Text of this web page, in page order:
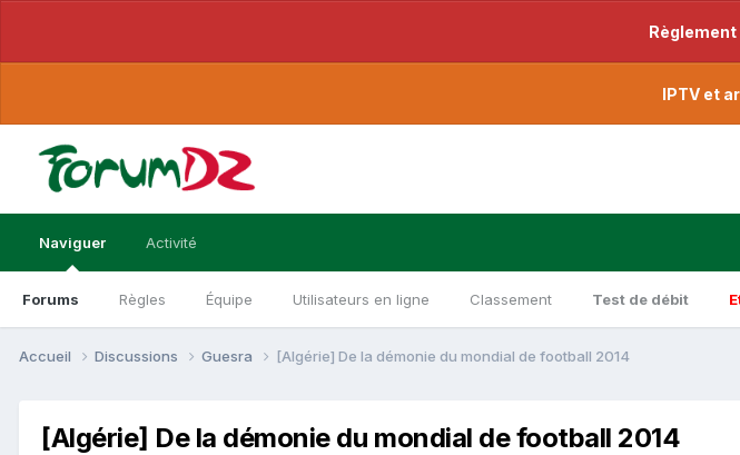
IPTV et
Naviguer
Forums Règles Équipe Utilisateurs en ligne Classement Test de débit
Activité
Accueil Discussions Guesra [Algérie] De la démonie du mondial de football 2014
[Algérie] De la démonie du mondial de football 2014